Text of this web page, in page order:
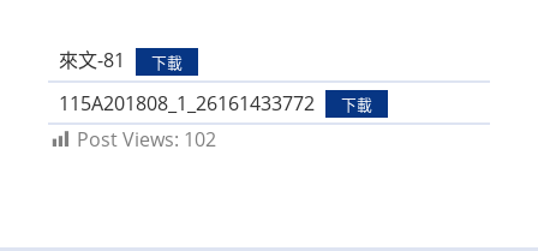
來文-81 下載
115A201808_1_26161433772 下載
Post Views: 102